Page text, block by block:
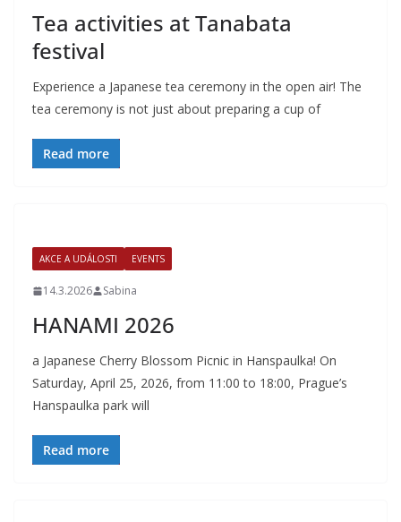
Tea activities at Tanabata
festival
Experience a Japanese tea ceremony in the open air! The
tea ceremony is not just about preparing a cup of
Read more
AKCE A UDÁLOSTI EVENTS
14.3.2026 Sabina
HANAMI 2026
a Japanese Cherry Blossom Picnic in Hanspaulka! On
Saturday, April 25, 2026, from 11:00 to 18:00, Prague’s
Hanspaulka park will
Read more